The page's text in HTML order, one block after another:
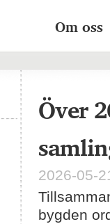
Om oss
Över
2026-05-
bygden